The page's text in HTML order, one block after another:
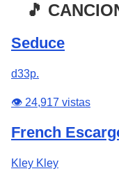
🎵
Seduce
d33p.
👁️ 24,917 vistas
French
Kley Kley